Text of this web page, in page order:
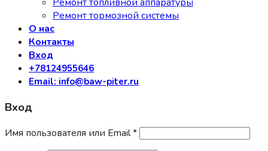
Ремонт тормозной системы
О нас
Контакты
Вход
+78124955646
Email: info@baw-piter.ru
Вход
Имя пользователя или Email*